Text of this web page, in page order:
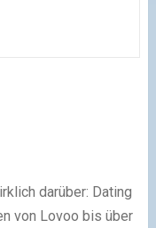
darüber: Dating
von Lovoo bis über